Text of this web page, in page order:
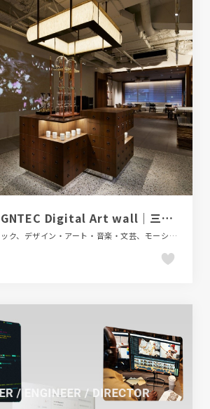
MITSUI DESIGNTEC Digital Art wall｜三井デザインテック・デジタルアート事例｜RANA UNITED
カラフル、ダイナミック、デザイン・アート・音楽・文芸、モーション多め、動画が流れる、映像